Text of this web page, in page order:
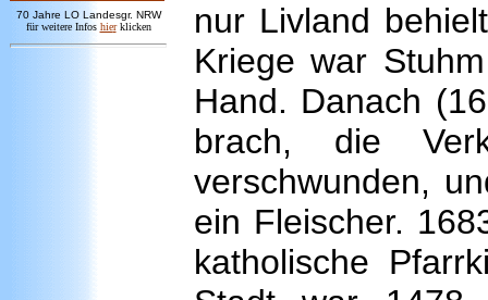
70 Jahre LO Landesgr. NRW
für weitere Infos hier klicken
nur Livland
Kriege war
Hand. Danach
brach, die
verschwunden,
ein Fleischer.
katholische